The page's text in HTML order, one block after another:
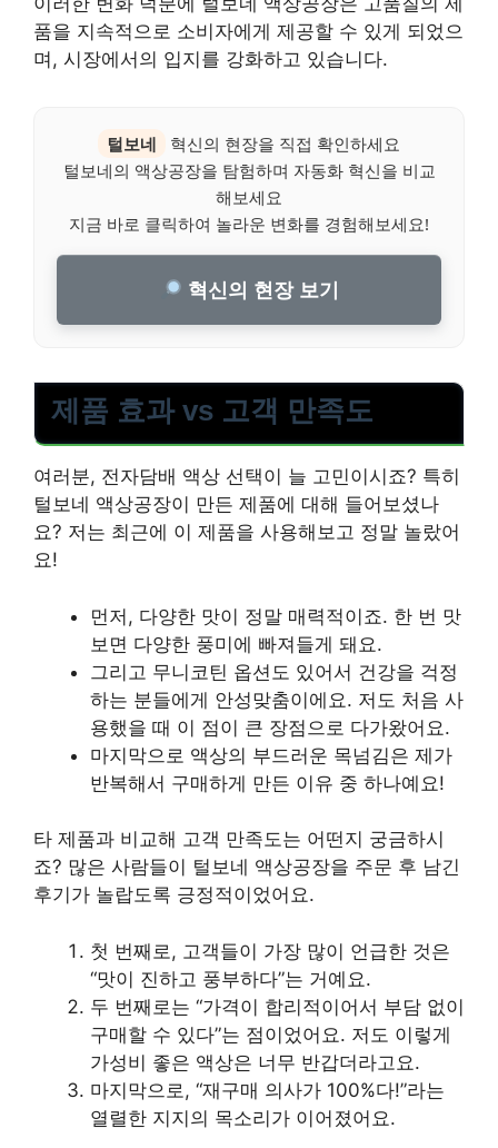
품을 지속적으로 소비자에게 제공할 수 있게 되었으
며, 시장에서의 입지를 강화하고 있습니다.
털보네
혁신의 현장을 직접 확인하세요
털보네의 액상공장을 탐험하며 자동화 혁신을 비교
해보세요
지금 바로 클릭하여 놀라운 변화를 경험해보세요!
혁신의 현장 보기
제품 효과 vs 고객 만족도
여러분, 전자담배 액상 선택이 늘 고민이시죠? 특히
털보네 액상공장이 만든 제품에 대해 들어보셨나
요? 저는 최근에 이 제품을 사용해보고 정말 놀랐어
요!
먼저, 다양한 맛이 정말 매력적이죠. 한 번 맛
보면 다양한 풍미에 빠져들게 돼요.
그리고 무니코틴 옵션도 있어서 건강을 걱정
하는 분들에게 안성맞춤이에요. 저도 처음 사
용했을 때 이 점이 큰 장점으로 다가왔어요.
마지막으로 액상의 부드러운 목넘김은 제가
반복해서 구매하게 만든 이유 중 하나예요!
타 제품과 비교해 고객 만족도는 어떤지 궁금하시
죠? 많은 사람들이 털보네 액상공장을 주문 후 남긴
후기가 놀랍도록 긍정적이었어요.
첫 번째로, 고객들이 가장 많이 언급한 것은
“맛이 진하고 풍부하다”는 거예요.
두 번째로는 “가격이 합리적이어서 부담 없이
구매할 수 있다”는 점이었어요. 저도 이렇게
가성비 좋은 액상은 너무 반갑더라고요.
마지막으로, “재구매 의사가 100%다!”라는
열렬한 지지의 목소리가 이어졌어요.